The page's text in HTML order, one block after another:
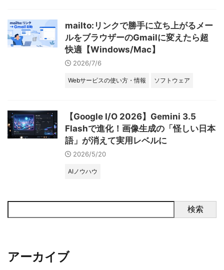
mailto:リンクで勝手に立ち上がるメー
ルをブラウザーのGmailに変えたら超
快適【Windows/Mac】
2026/7/6
Webサービスの使い方・情報 ソフトウェア
【Google I/O 2026】Gemini 3.5
Flashで進化！画像生成の「怪しい日本
語」が消えて実用レベルに
2026/5/20
AIノウハウ
検索
アーカイブ